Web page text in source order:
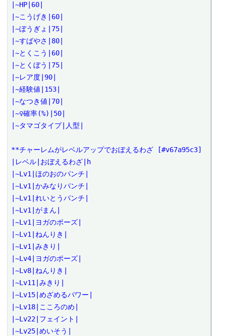
|~HP|60|
|~こうげき|60|
|~ぼうぎょ|75|
|~すばやさ|80|
|~とくこう|60|
|~とくぼう|75|
|~レア度|90|
|~経験値|153|
|~なつき値|70|
|~♀確率(%)|50|
|~タマゴタイプ|人型|
**チャーレムがレベルアップでおぼえるわざ [#v67a95c3]
|レベル|おぼえるわざ|h
|~Lv1|ほのおのパンチ|
|~Lv1|かみなりパンチ|
|~Lv1|れいとうパンチ|
|~Lv1|がまん|
|~Lv1|ヨガのポーズ|
|~Lv1|ねんりき|
|~Lv1|みきり|
|~Lv4|ヨガのポーズ|
|~Lv8|ねんりき|
|~Lv11|みきり|
|~Lv15|めざめるパワー|
|~Lv18|こころのめ|
|~Lv22|フェイント|
|~Lv25|めいそう|